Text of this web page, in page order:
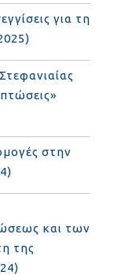
για τη
στην
και των
της